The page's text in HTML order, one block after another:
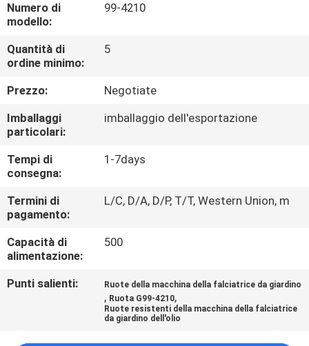
CONTROLLO
DI
QUALITÀ
CONTATTICI
NOTIZIE
RICHIEDA
UNA
CITAZIONE
MAPPA
SITO
Numero di
modello:
99-4210
Quantità di
ordine minimo:
5
Prezzo:
Negotiate
Imballaggi
particolari:
imballaggio dell'esportazione
Tempi di
consegna:
1-7days
Termini di
pagamento:
L/C, D/A, D/P, T/T, Western Union, m
Capacità di
alimentazione:
500
Punti salienti: Ruote della macchina della falciatrice da giardino
, Ruota G99-4210,
Ruote resistenti della macchina della falciatrice
da giardino dell'olio